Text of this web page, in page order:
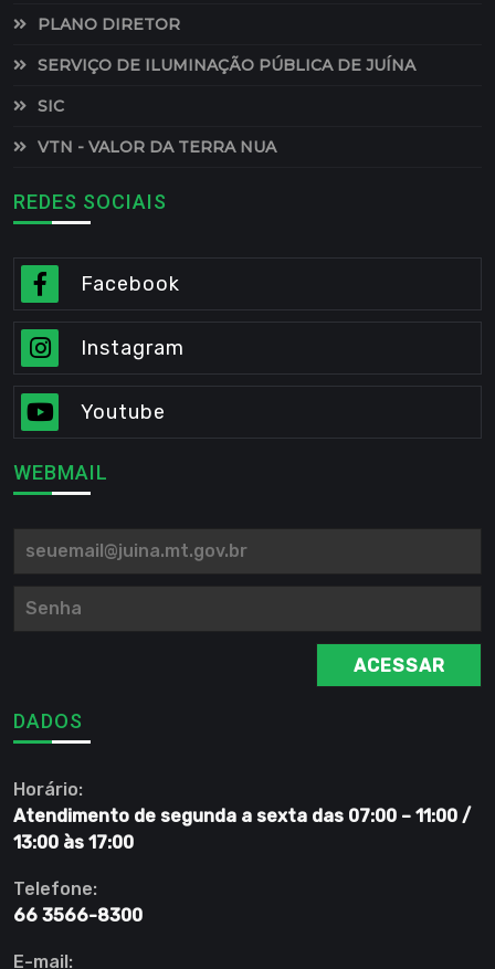
PLANO DIRETOR
SERVIÇO DE ILUMINAÇÃO PÚBLICA DE JUÍNA
SIC
VTN - VALOR DA TERRA NUA
REDES SOCIAIS
Facebook
Instagram
Youtube
WEBMAIL
ACESSAR
DADOS
Horário:
Atendimento de segunda a sexta das 07:00 – 11:00 /
13:00 às 17:00
Telefone:
66 3566-8300
E-mail: